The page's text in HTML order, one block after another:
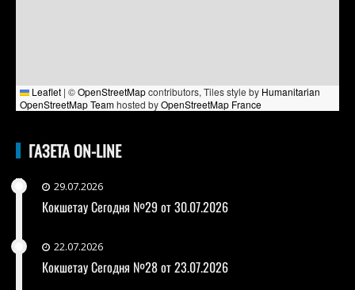
Leaflet | ©OpenStreetMapcontributors, Tiles style by Humanitarian
OpenStreetMap Teamhosted byOpenStreetMap France
ГАЗЕТА ON-LINE
29.07.2026
Кокшетау Сегодня №29 от 30.07.2026
22.07.2026
Кокшетау Сегодня №28 от 23.07.2026